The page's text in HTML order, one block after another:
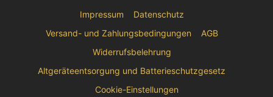
Impressum
Datenschutz
Versand- und Zahlungsbedingungen
AGB
Widerrufsbelehrung
Altgeräteentsorgung und Batterieschutzgesetz
Cookie-Einstellungen